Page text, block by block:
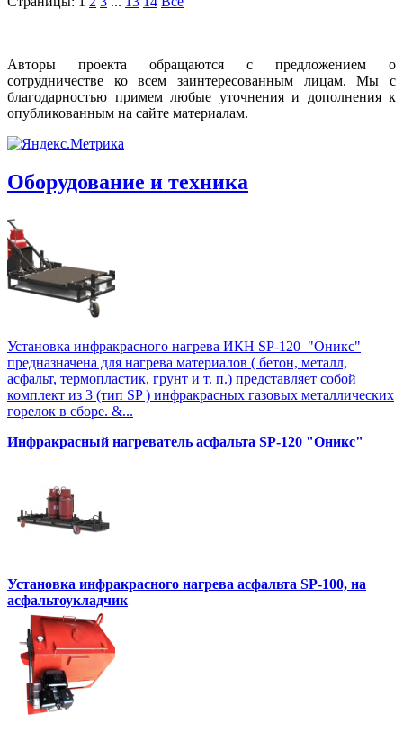
Авторы проекта обращаются с предложением о
сотрудничестве ко всем заинтересованным лицам. Мы с
благодарностью примем любые уточнения и дополнения к
опубликованным на сайте материалам.
Оборудование и техника
Установка инфракрасного нагрева ИКН SP-120 "Оникс"
предназначена для нагрева материалов ( бетон, металл,
асфальт, термопластик, грунт и т. п.) представляет собой
комплект из 3 (тип SP ) инфракрасных газовых металлических
горелок в сборе. &...
Инфракрасный нагреватель асфальта SP-120 "Оникс"
Установка инфракрасного нагрева асфальта SP-100, на
асфальтоукладчик